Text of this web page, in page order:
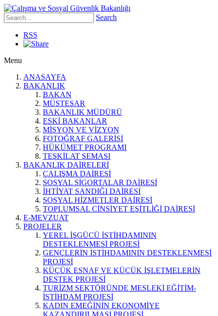
Search
RSS
Menu
ANASAYFA
BAKANLIK
BAKAN
MÜSTEŞAR
BAKANLIK MÜDÜRÜ
ESKİ BAKANLAR
MİSYON VE VİZYON
FOTOĞRAF GALERİSİ
HÜKÜMET PROGRAMI
TEŞKİLAT ŞEMASI
BAKANLIK DAİRELERİ
ÇALIŞMA DAİRESİ
SOSYAL SİGORTALAR DAİRESİ
İHTİYAT SANDIĞI DAİRESİ
SOSYAL HİZMETLER DAİRESİ
TOPLUMSAL CİNSİYET EŞİTLİĞİ DAİRESİ
E-MEVZUAT
PROJELER
YEREL İŞGÜCÜ İSTİHDAMININ
DESTEKLENMESİ PROJESİ
GENÇLERİN İSTİHDAMININ DESTEKLENMESİ
PROJESİ
KÜÇÜK ESNAF VE KÜÇÜK İŞLETMELERİN
DESTEK PROJESİ
TURİZM SEKTÖRÜNDE MESLEKİ EĞİTİM-
İSTİHDAM PROJESİ
KADIN EMEĞİNİN EKONOMİYE
KAZANDIRILMASI PROJESİ